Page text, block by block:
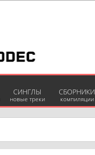
СИНГЛЫ
новые треки
СБОРНИКИ
компиляции